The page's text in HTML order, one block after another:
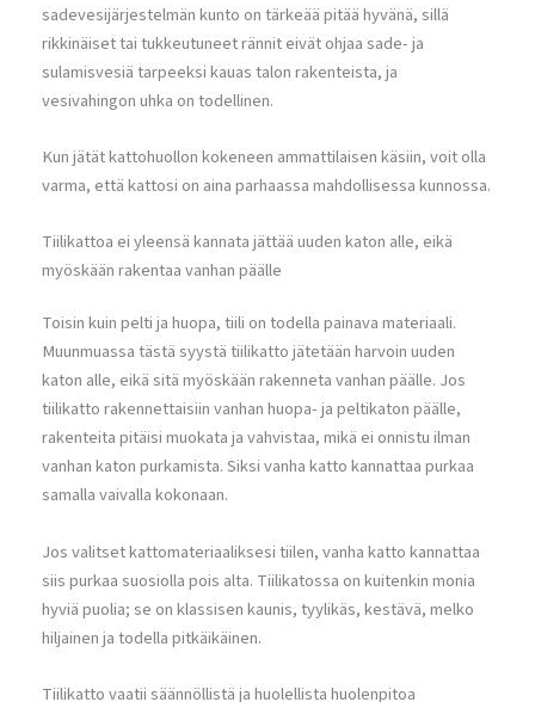
sadevesijärjestelmän kunto on tärkeää pitää hyvänä, sillä
rikkinäiset tai tukkeutuneet rännit eivät ohjaa sade- ja
sulamisvesiä tarpeeksi kauas talon rakenteista, ja
vesivahingon uhka on todellinen.
Kun jätät kattohuollon kokeneen ammattilaisen käsiin, voit olla
varma, että kattosi on aina parhaassa mahdollisessa kunnossa.
Tiilikattoa ei yleensä kannata jättää uuden katon alle, eikä
myöskään rakentaa vanhan päälle
Toisin kuin pelti ja huopa, tiili on todella painava materiaali.
Muunmuassa tästä syystä tiilikatto jätetään harvoin uuden
katon alle, eikä sitä myöskään rakenneta vanhan päälle. Jos
tiilikatto rakennettaisiin vanhan huopa- ja peltikaton päälle,
rakenteita pitäisi muokata ja vahvistaa, mikä ei onnistu ilman
vanhan katon purkamista. Siksi vanha katto kannattaa purkaa
samalla vaivalla kokonaan.
Jos valitset kattomateriaaliksesi tiilen, vanha katto kannattaa
siis purkaa suosiolla pois alta. Tiilikatossa on kuitenkin monia
hyviä puolia; se on klassisen kaunis, tyylikäs, kestävä, melko
hiljainen ja todella pitkäikäinen.
Tiilikatto vaatii säännöllistä ja huolellista huolenpitoa